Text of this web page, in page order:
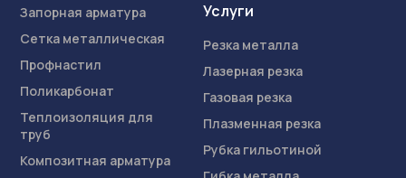
Запорная арматура
Сетка металлическая
Профнастил
Поликарбонат
Теплоизоляция для
труб
Композитная арматура
Услуги
Резка металла
Лазерная резка
Газовая резка
Плазменная резка
Рубка гильотиной